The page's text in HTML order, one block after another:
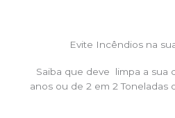
Evite Incêndios na
Saiba que deve limpa a sua
anos ou de 2 em 2 Toneladas